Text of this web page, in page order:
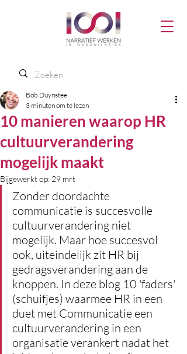
10 manieren waarop HR
cultuurverandering
mogelijk maakt
Bob Duynstee
3 minuten om te lezen
Bijgewerkt op: 29 mrt
Zonder doordachte
communicatie is succesvolle
cultuurverandering niet
mogelijk. Maar hoe succesvol
ook, uiteindelijk zit HR bij
gedragsverandering aan de
knoppen. In deze blog 10 'faders'
(schuifjes) waarmee HR in een
duet met Communicatie een
cultuurverandering in een
organisatie verankert nadat het